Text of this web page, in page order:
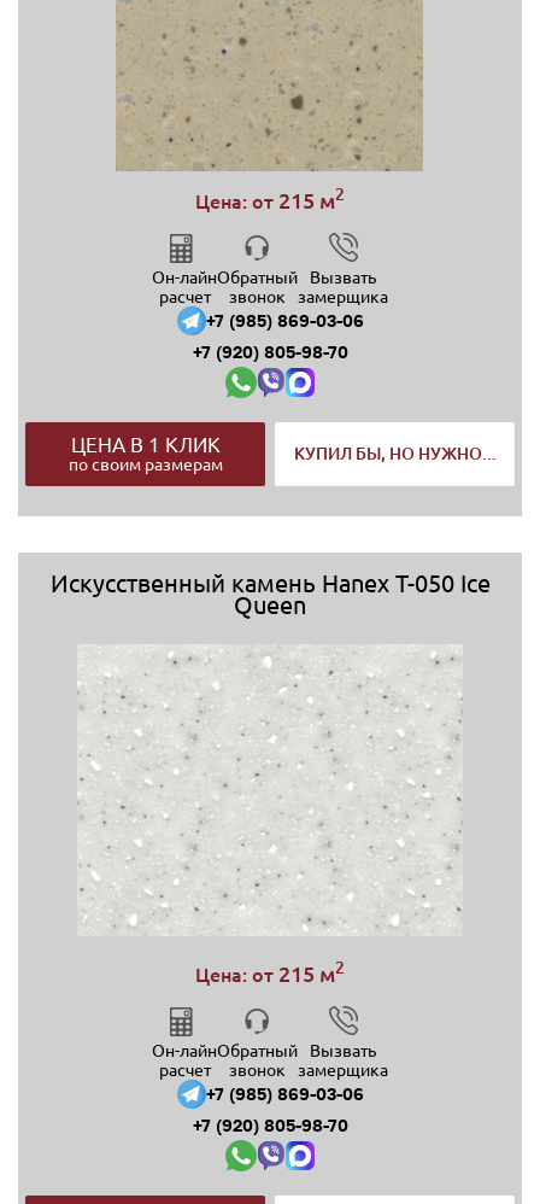
Цена: от 215 м2
Он-лайн
расчет
Обратный
звонок
Вызвать
замерщика
+7 (985) 869-03-06
+7 (920) 805-98-70
ЦЕНА В 1 КЛИК
по своим размерам
КУПИЛ БЫ, НО НУЖНО...
Искусственный камень Hanex T-050 Ice
Queen
Цена: от 215 м2
Он-лайн
расчет
Обратный
звонок
Вызвать
замерщика
+7 (985) 869-03-06
+7 (920) 805-98-70